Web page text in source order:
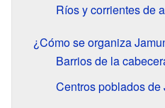
Ríos y corrientes de
¿Cómo se organiza
Barrios de la
Centros poblados de